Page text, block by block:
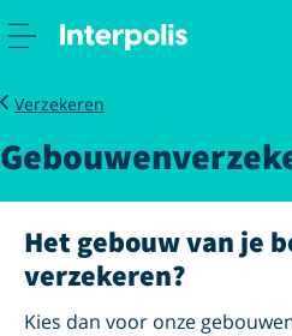
Zakelijk
Verzekeren
Gebouwenverzekering
Het gebouw van je
verzekeren?
Kies dan voor onze